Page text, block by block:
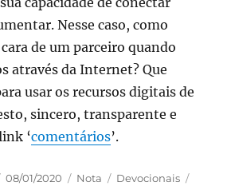
Nesse caso, como
de um parceiro quando
através da Internet? Que
usar os recursos digitais de
sincero, transparente e
‘comentários’.
Publicado
08/01/2020 Formato
Nota Categorias
Devocionais